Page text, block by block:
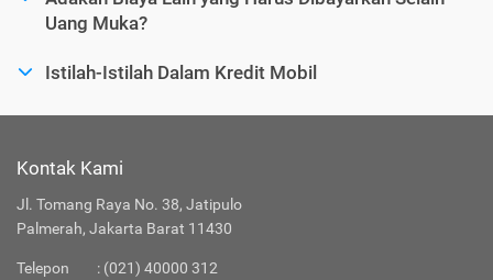
Uang Muka?
Istilah-Istilah Dalam Kredit Mobil
Kontak Kami
Jl. Tomang Raya No. 38, Jatipulo
Palmerah, Jakarta Barat 11430
Telepon : (021) 40000 312